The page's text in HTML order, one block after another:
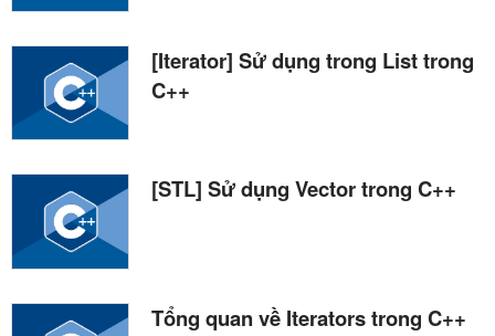
[Iterator] Sử dụng trong List trong
C++
[STL] Sử dụng Vector trong C++
Tổng quan về Iterators trong C++